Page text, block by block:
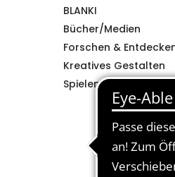
BLANKI
Bücher/Medien
Forschen &
Kreatives Gestalten
Spielen & Lernen